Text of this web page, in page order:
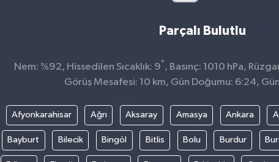
Parçalı Bulutlu
Nem: %92, Hissedilen Sıcaklık: 9° , Basınç: 1010 hPa,
Görüş Mesafesi: 10 km, Gün Doğumu: 6:24, Gün
Afyonkarahisar Ağrı Aksaray Amasya Ankara
Bayburt Bilecik Bingöl Bitlis Bolu Burdur